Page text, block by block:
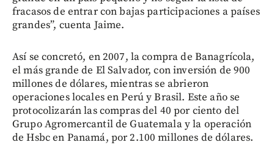
fracasos de entrar con bajas participaciones a países
grandes”, cuenta Jaime.
Así se concretó, en 2007, la compra de Banagrícola,
el más grande de El Salvador, con inversión de 900
millones de dólares, mientras se abrieron
operaciones locales en Perú y Brasil. Este año se
protocolizarán las compras del 40 por ciento del
Grupo Agromercantil de Guatemala y la operación
de Hsbc en Panamá, por 2.100 millones de dólares.